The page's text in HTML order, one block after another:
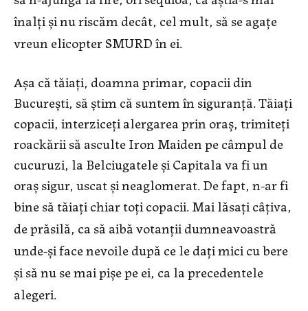
înalți și nu riscăm decât, cel mult, să se agațe
vreun elicopter SMURD în ei.
Așa că tăiați, doamna primar, copacii din
București, să știm că suntem în siguranță. Tăiați
copacii, interziceți alergarea prin oraș, trimiteți
roackării să asculte Iron Maiden pe câmpul de
cucuruzi, la Belciugatele și Capitala va fi un
oraș sigur, uscat și neaglomerat. De fapt, n-ar fi
bine să tăiați chiar toți copacii. Mai lăsați câțiva,
de prăsilă, ca să aibă votanții dumneavoastră
unde-și face nevoile după ce le dați mici cu bere
și să nu se mai pișe pe ei, ca la precedentele
alegeri.